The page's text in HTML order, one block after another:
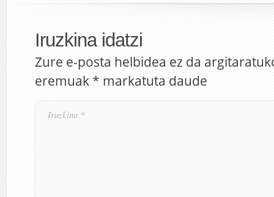
Iruzkina idatzi
Zure e-posta helbidea ez da
eremuak * markatuta daude